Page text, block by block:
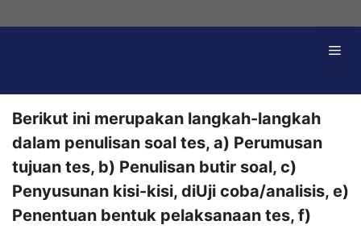
Berikut ini merupakan langkah-langkah
dalam penulisan soal tes, a) Perumusan
tujuan tes, b) Penulisan butir soal, c)
Penyusunan kisi-kisi, diUji coba/analisis, e)
Penentuan bentuk pelaksanaan tes, f)